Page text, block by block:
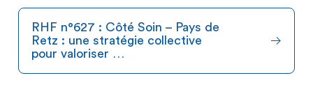
RHF n°627 : Côté Soin – Pays de
Retz : une stratégie collective
pour valoriser …